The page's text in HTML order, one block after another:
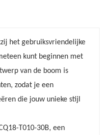
in huis te creëren.
​​veelzijdige keuze is
van duurzame
van zijn
De realistische
het gebruiksvriendelijke
kunt beginnen met
van de boom is
zodat je een
die jouw unieke stijl
T010-30B, een